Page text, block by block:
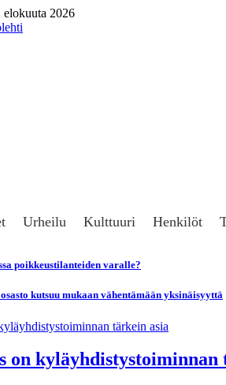
elokuuta 2026
Urheilu Kulttuuri Henkilöt
poikkeustilanteiden varalle?
kutsuu mukaan vähentämään yksinäisyyttä
on kyläyhdistystoiminnan